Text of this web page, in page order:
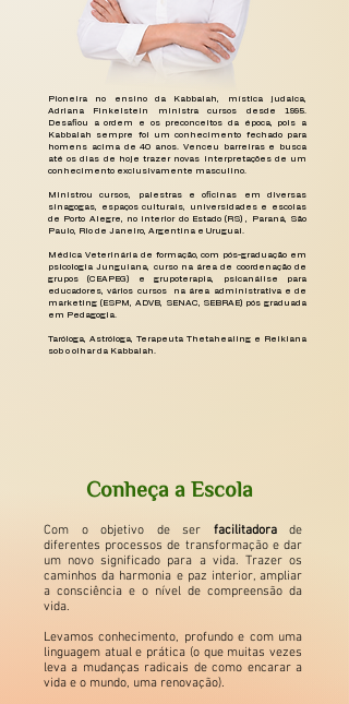
Pioneira no ensino da Kabbalah, mística judaica,
Adriana Finkelstein ministra cursos desde 1995.
Desafiou a ordem e os preconceitos da época, pois a
Kabbalah sempre foi um conhecimento fechado para
homens acima de 40 anos. Venceu barreiras e busca
até os dias de hoje trazer novas interpretações de um
conhecimento exclusivamente masculino.
Ministrou cursos, palestras e oficinas em diversas
sinagogas, espaços culturais, universidades e escolas
de Porto Alegre, no interior do Estado (RS) , Paraná, São
Paulo, Rio de Janeiro, Argentina e Uruguai.
Médica Veterinária de formação, com pós-graduação em
psicologia Junguiana, curso na área de coordenação de
grupos (CEAPEG) e grupoterapia, psicanálise para
educadores, vários cursos na área administrativa e de
marketing (ESPM, ADVB, SENAC, SEBRAE) pós graduada
em Pedagogia.
Taróloga, Astróloga, Terapeuta Thetahealing e Reikiana
sob o olhar da Kabbalah. ​
Conheça a Escola
Com o objetivo de ser facilitadora de
diferentes processos de transformação e dar
um novo significado para a vida. Trazer os
caminhos da harmonia e paz interior, ampliar
a consciência e o nível de compreensão da
vida.
Levamos conhecimento, profundo e com uma
linguagem atual e prática (o que muitas vezes
leva a mudanças radicais de como encarar a
vida e o mundo, uma renovação).